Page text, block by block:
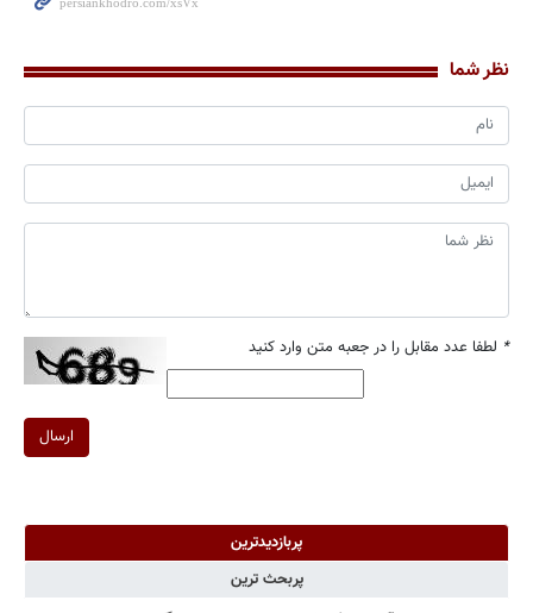
نظر شما
* لطفا عدد مقابل را در جعبه متن وارد کنید
ارسال
پربازدیدترین
پربحث ترین